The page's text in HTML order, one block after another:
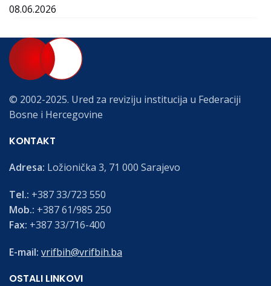
08.06.2026
© 2002-2025. Ured za reviziju institucija u Federaciji
Bosne i Hercegovine
KONTAKT
Adresa: Ložionička 3, 71 000 Sarajevo
Tel.: +387 33/723 550
Mob.: +387 61/985 250
Fax: +387 33/716-400
E-mail: vrifbih@vrifbih.ba
OSTALI LINKOVI